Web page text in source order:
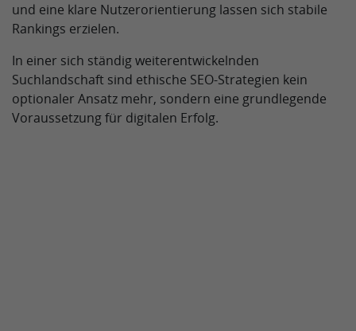
und eine klare Nutzerorientierung lassen sich stabile
Rankings erzielen.
In einer sich ständig weiterentwickelnden
Suchlandschaft sind ethische SEO-Strategien kein
optionaler Ansatz mehr, sondern eine grundlegende
Voraussetzung für digitalen Erfolg.